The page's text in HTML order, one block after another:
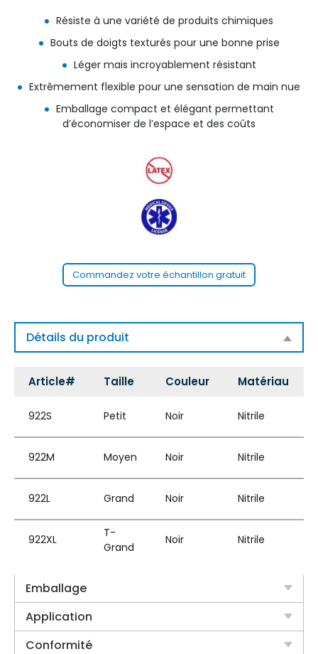
Résiste à une variété de produits chimiques
Bouts de doigts texturés pour une bonne prise
Léger mais incroyablement résistant
Extrêmement flexible pour une sensation de main nue
Emballage compact et élégant permettant
d’économiser de l’espace et des coûts
Commandez votre échantillon gratuit
Détails du produit
Article# Taille Couleur Matériau
922S Petit Noir Nitrile
922M Moyen Noir Nitrile
922L Grand Noir Nitrile
922XL
T-
Grand
Noir Nitrile
Emballage
Application
Conformité